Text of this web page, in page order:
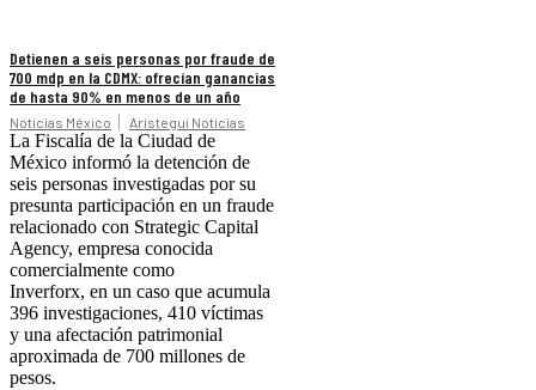
Detienen a seis personas por fraude de
700 mdp en la CDMX: ofrecían ganancias
de hasta 90% en menos de un año
Noticias México Aristegui Noticias
La Fiscalía de la Ciudad de
México informó la detención de
seis personas investigadas por su
presunta participación en un fraude
relacionado con Strategic Capital
Agency, empresa conocida
comercialmente como
Inverforx, en un caso que acumula
396 investigaciones, 410 víctimas
y una afectación patrimonial
aproximada de 700 millones de
pesos.